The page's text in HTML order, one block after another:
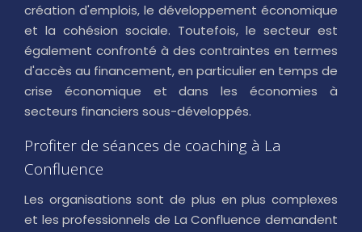
création d'emplois, le développement économique
et la cohésion sociale. Toutefois, le secteur est
également confronté à des contraintes en termes
d'accès au financement, en particulier en temps de
crise économique et dans les économies à
secteurs financiers sous-développés.
Profiter de séances de coaching à La
Confluence
Les organisations sont de plus en plus complexes
et les professionnels de La Confluence demandent